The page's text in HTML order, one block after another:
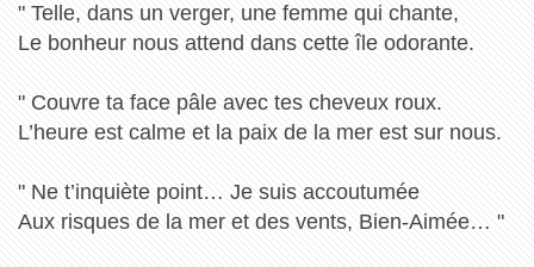
" Telle, dans un verger, une femme qui chante,
Le bonheur nous attend dans cette île odorante.
" Couvre ta face pâle avec tes cheveux roux.
L’heure est calme et la paix de la mer est sur nous.
" Ne t’inquiète point… Je suis accoutumée
Aux risques de la mer et des vents, Bien-Aimée… "